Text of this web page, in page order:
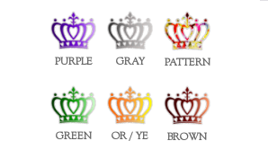
PURPLE GRAY PATTERN
GREEN OR / YE BROWN